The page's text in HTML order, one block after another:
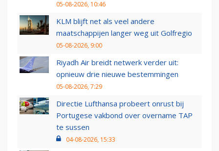
05-08-2026, 10:46
KLM blijft net als veel andere
maatschappijen langer weg uit Golfregio
05-08-2026, 9:00
Riyadh Air breidt netwerk verder uit:
opnieuw drie nieuwe bestemmingen
05-08-2026, 7:29
Directie Lufthansa probeert onrust bij
Portugese vakbond over overname TAP
te sussen
04-08-2026, 15:33